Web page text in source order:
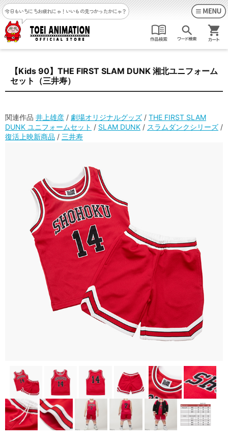
今日もいちにちお疲れにゃ！ いいもの見つかったかにゃ？
【Kids 90】THE FIRST SLAM DUNK 湘北ユニフォーム
セット（三井寿）
関連作品 井上雄彦 / 劇場オリジナルグッズ / THE FIRST SLAM
DUNK ユニフォームセット / SLAM DUNK / スラムダンクシリーズ /
復活上映新商品 / 三井寿